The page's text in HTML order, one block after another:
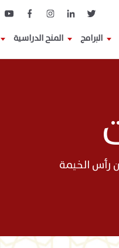
البرامج المنح الدراسية
رأس الخيمة